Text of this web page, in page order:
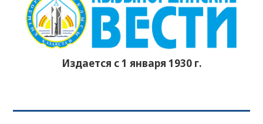
Издается с 1 января 1930 г.